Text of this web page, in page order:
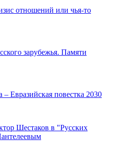
отношений или чья-то
зарубежья. Памяти
Евразийская повестка 2030
Шестаков в "Русских